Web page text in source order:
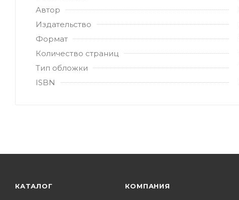
Автор
Издательство
Формат
Количество страниц
Тип обложки
ISBN
КАТАЛОГ КОМПАНИЯ